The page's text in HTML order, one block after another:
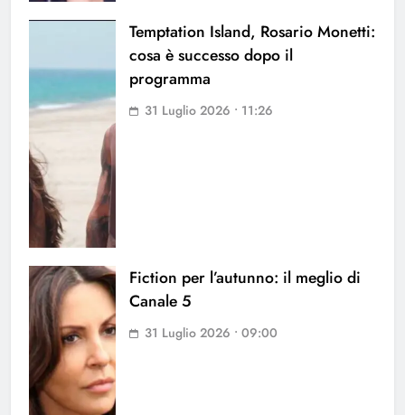
Temptation Island, Rosario Monetti:
cosa è successo dopo il
programma
31 Luglio 2026 • 11:26
Fiction per l’autunno: il meglio di
Canale 5
31 Luglio 2026 • 09:00